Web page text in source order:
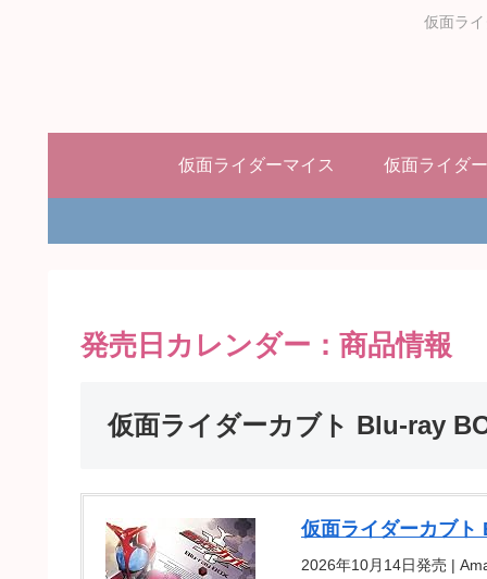
仮面ラ
仮面ライダーマイス 仮面ライダ
発売日カレンダー：商品情報
仮面ライダーカブト Blu-ray
仮面ライダーカブ
2026年10月14日発売 |